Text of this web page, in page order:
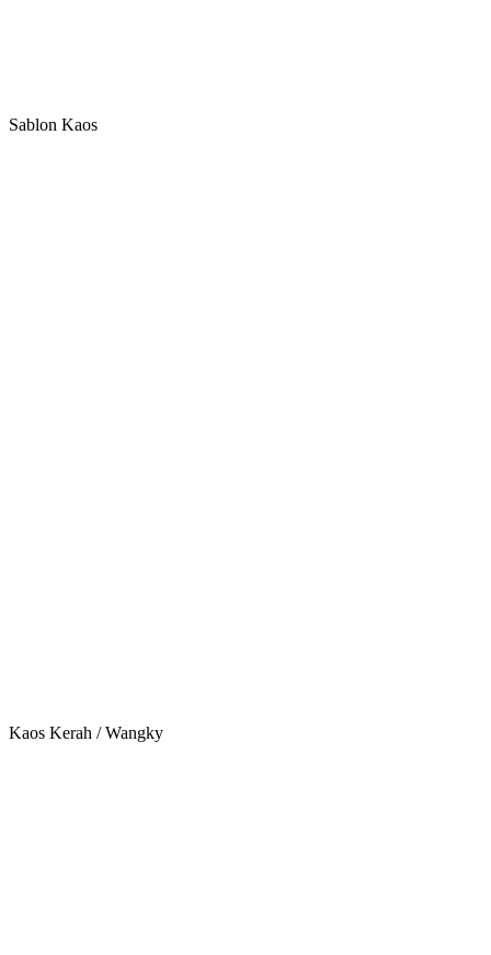
Sablon Kaos
Kaos Kerah / Wangky